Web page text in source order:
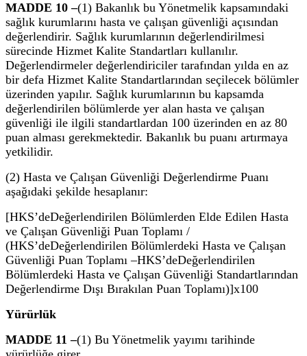
MADDE 10 –(1) Bakanlık bu Yönetmelik kapsamındaki
sağlık kurumlarını hasta ve çalışan güvenliği açısından
değerlendirir. Sağlık kurumlarının değerlendirilmesi
sürecinde Hizmet Kalite Standartları kullanılır.
Değerlendirmeler değerlendiriciler tarafından yılda en az
bir defa Hizmet Kalite Standartlarından seçilecek bölümler
üzerinden yapılır. Sağlık kurumlarının bu kapsamda
değerlendirilen bölümlerde yer alan hasta ve çalışan
güvenliği ile ilgili standartlardan 100 üzerinden en az 80
puan alması gerekmektedir. Bakanlık bu puanı artırmaya
yetkilidir.
(2) Hasta ve Çalışan Güvenliği Değerlendirme Puanı
aşağıdaki şekilde hesaplanır:
[HKS’deDeğerlendirilen Bölümlerden Elde Edilen Hasta
ve Çalışan Güvenliği Puan Toplamı /
(HKS’deDeğerlendirilen Bölümlerdeki Hasta ve Çalışan
Güvenliği Puan Toplamı –HKS’deDeğerlendirilen
Bölümlerdeki Hasta ve Çalışan Güvenliği Standartlarından
Değerlendirme Dışı Bırakılan Puan Toplamı)]x100
Yürürlük
MADDE 11 –(1) Bu Yönetmelik yayımı tarihinde